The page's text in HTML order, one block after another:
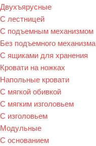
Двухъярусные
С лестницей
С подъемным механизмом
Без подъемного механизма
С ящиками для хранения
Кровати на ножках
Напольные кровати
С мягкой обивкой
С мягким изголовьем
С изголовьем
Модульные
С основанием